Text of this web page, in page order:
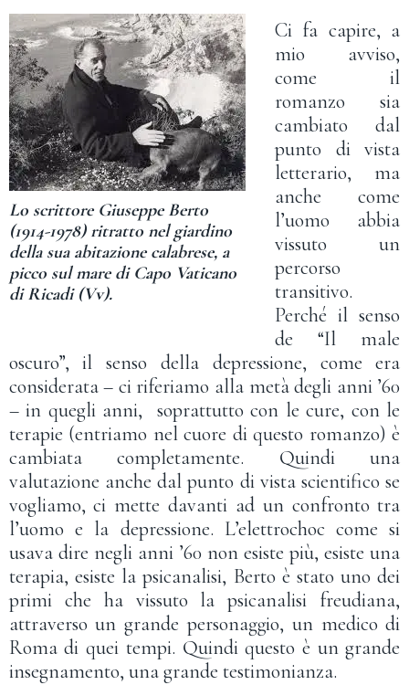
Lo scrittore Giuseppe Berto
(1914-1978) ritratto nel giardino
della sua abitazione calabrese, a
picco sul mare di Capo Vaticano
di Ricadi (Vv).
Ci fa capire, a
mio avviso,
come il
romanzo sia
cambiato dal
punto di vista
letterario, ma
anche come
l’uomo abbia
vissuto un
percorso
transitivo.
Perché il senso
de “Il male
oscuro”, il senso della depressione, come era
considerata – ci riferiamo alla metà degli anni ’60
– in quegli anni, soprattutto con le cure, con le
terapie (entriamo nel cuore di questo romanzo) è
cambiata completamente. Quindi una
valutazione anche dal punto di vista scientifico se
vogliamo, ci mette davanti ad un confronto tra
l’uomo e la depressione. L’elettrochoc come si
usava dire negli anni ’60 non esiste più, esiste una
terapia, esiste la psicanalisi, Berto è stato uno dei
primi che ha vissuto la psicanalisi freudiana,
attraverso un grande personaggio, un medico di
Roma di quei tempi. Quindi questo è un grande
insegnamento, una grande testimonianza.